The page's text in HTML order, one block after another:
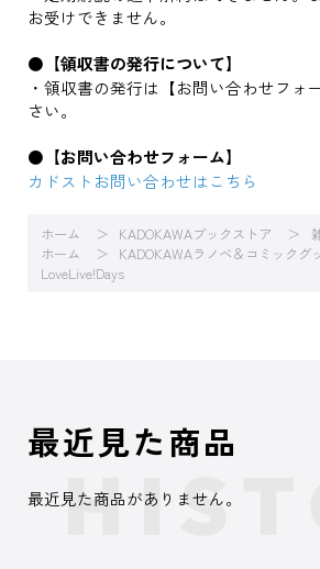
お受けできません。
● 【領収書の発行について】
・領収書の発行は【お問い合わせフォ
さい。
● 【お問い合わせフォーム】
カドストお問い合わせはこちら
ホーム KADOKAWAブックストア
ホーム
KADOKAWAラノベ＆コミックグ
LoveLive!Days
最近見た商品
最近見た商品がありません。